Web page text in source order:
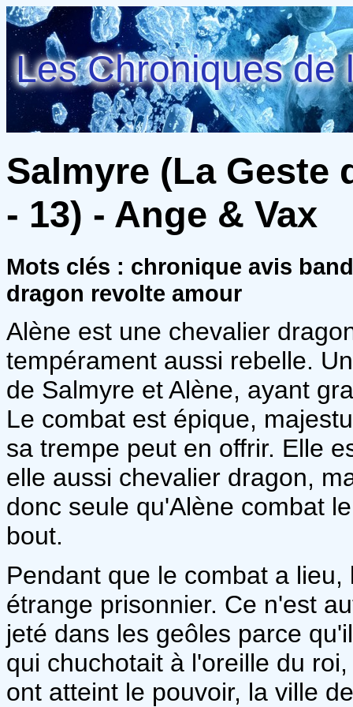
Les Chroniques de
Salmyre (La Geste
- 13) - Ange & Vax
Mots clés : chronique avis
dragon revolte amour
Alène est une chevalier
tempérament aussi rebelle.
de Salmyre et Alène, ayant
Le combat est épique,
sa trempe peut en offrir. Elle
elle aussi chevalier dragon,
donc seule qu'Alène combat
bout.
Pendant que le combat a
étrange prisonnier. Ce n'est
jeté dans les geôles parce
qui chuchotait à l'oreille du
ont atteint le pouvoir, la ville